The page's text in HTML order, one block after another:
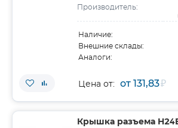
Производитель:
Наличие:
Внешние склады:
Аналоги:
Цена от: от 131,83₽
Крышка разъема